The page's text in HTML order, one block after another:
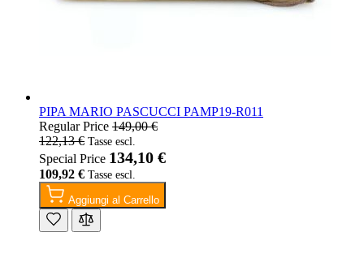
PIPA MARIO PASCUCCI PAMP19-R011
Special Price 134,10 €
109,92 €
Regular Price 149,00 €
122,13 €
Aggiungi al Carrello